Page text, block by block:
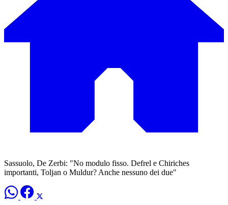
Sassuolo, De Zerbi: "No modulo fisso. Defrel e Chiriches
importanti, Toljan o Muldur? Anche nessuno dei due"